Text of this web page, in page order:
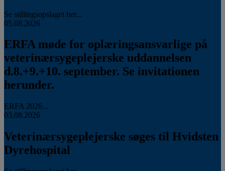
Se stillingsopslaget her...
05.08.2026
ERFA møde for oplæringsansvarlige på
veterinærsygeplejerske uddannelsen
d.8.+9.+10. september. Se invitationen
herunder.
ERFA 2026...
03.08.2026
Veterinærsygeplejerske søges til Hvidsten
Dyrehospital